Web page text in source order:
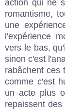
action qui ne
romantisme,
une
l'expérience
vers le bas,
sinon c'est
rabâchent ces
comme c'est
un acte plus
repaissent